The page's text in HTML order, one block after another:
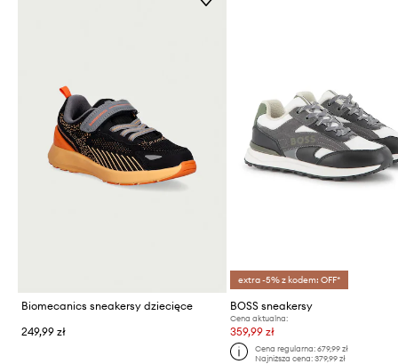
Biomecanics sneakersy dziecięce
249,99 zł
extra -5% z kodem: OFF*
BOSS sneakersy
Cena aktualna:
359,99 zł
Cena regularna: 679,99 zł
Najniższa cena: 379,99 zł